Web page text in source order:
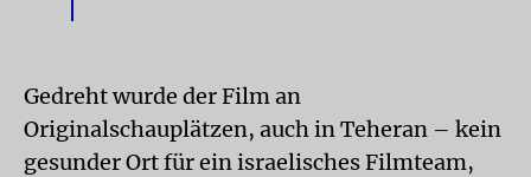
Gedreht wurde der Film an
Originalschauplätzen, auch in Teheran – kein
gesunder Ort für ein israelisches Filmteam,